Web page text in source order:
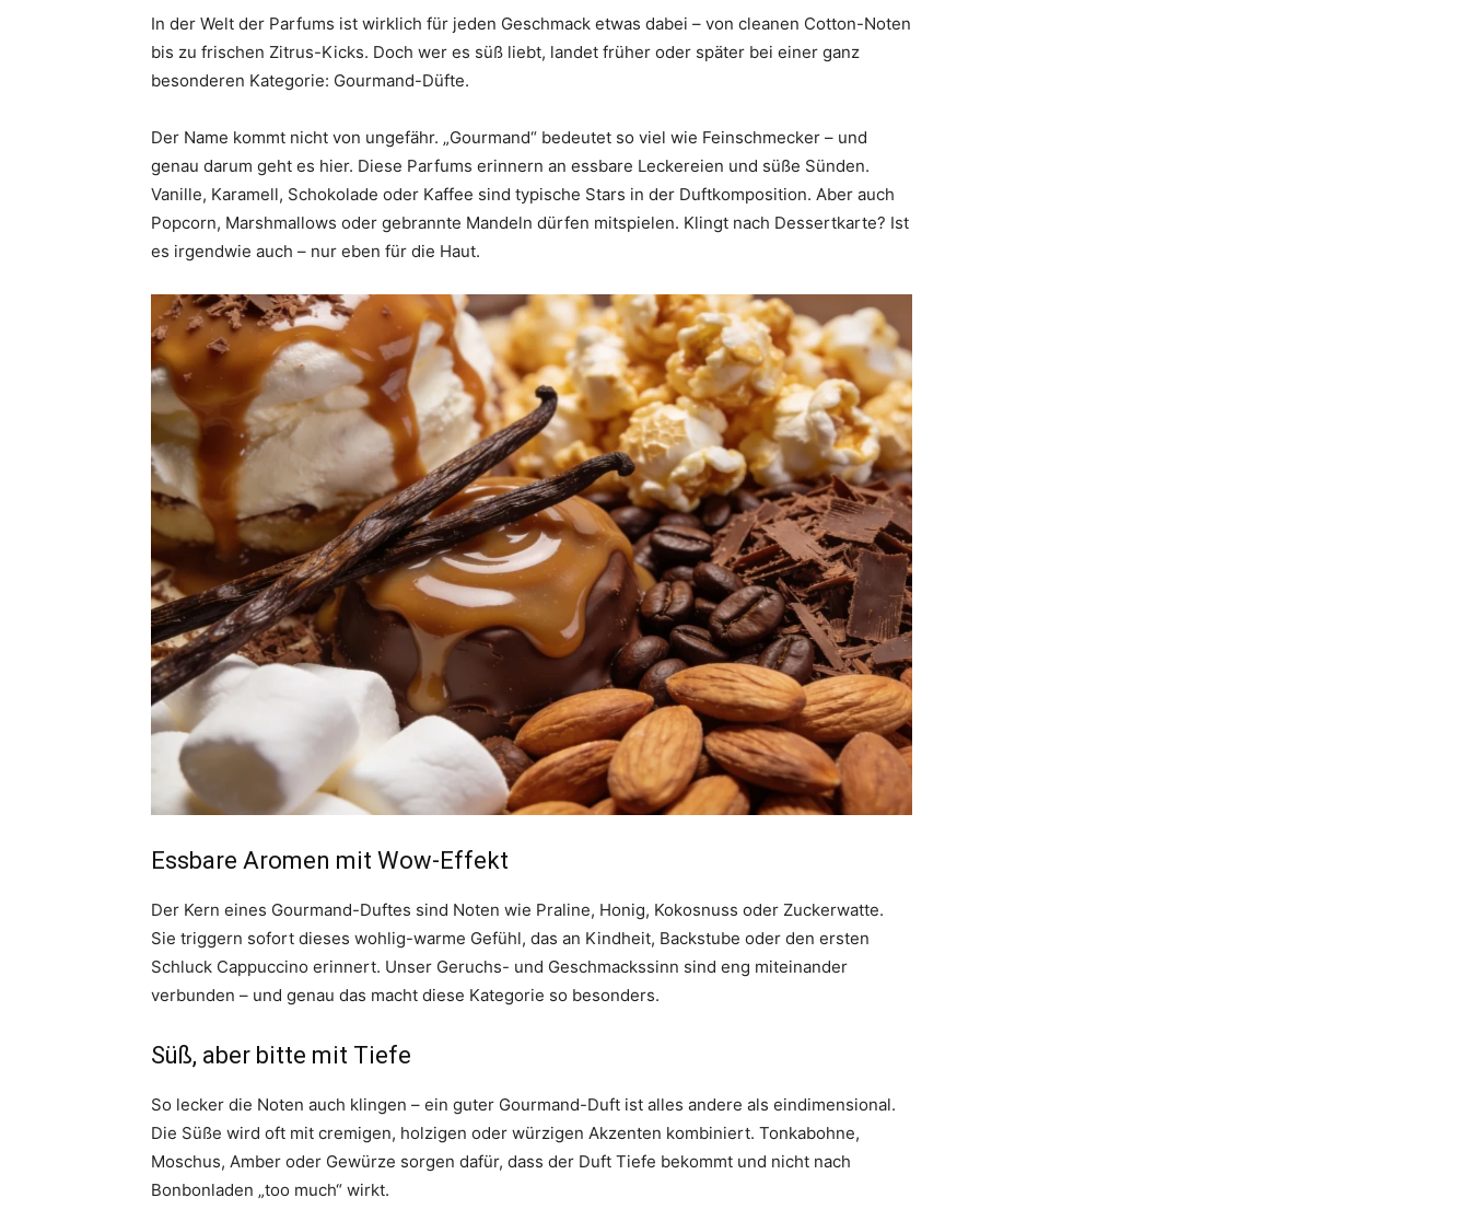
In der Welt der Parfums ist wirklich für jeden Geschmack etwas dabei – von cleanen Cotton-Noten
bis zu frischen Zitrus-Kicks. Doch wer es süß liebt, landet früher oder später bei einer ganz
besonderen Kategorie: Gourmand-Düfte.
Der Name kommt nicht von ungefähr. „Gourmand“ bedeutet so viel wie Feinschmecker – und
genau darum geht es hier. Diese Parfums erinnern an essbare Leckereien und süße Sünden.
Vanille, Karamell, Schokolade oder Kaffee sind typische Stars in der Duftkomposition. Aber auch
Popcorn, Marshmallows oder gebrannte Mandeln dürfen mitspielen. Klingt nach Dessertkarte? Ist
es irgendwie auch – nur eben für die Haut.
Essbare Aromen mit Wow-Effekt
Der Kern eines Gourmand-Duftes sind Noten wie Praline, Honig, Kokosnuss oder Zuckerwatte.
Sie triggern sofort dieses wohlig-warme Gefühl, das an Kindheit, Backstube oder den ersten
Schluck Cappuccino erinnert. Unser Geruchs- und Geschmackssinn sind eng miteinander
verbunden – und genau das macht diese Kategorie so besonders.
Süß, aber bitte mit Tiefe
So lecker die Noten auch klingen – ein guter Gourmand-Duft ist alles andere als eindimensional.
Die Süße wird oft mit cremigen, holzigen oder würzigen Akzenten kombiniert. Tonkabohne,
Moschus, Amber oder Gewürze sorgen dafür, dass der Duft Tiefe bekommt und nicht nach
Bonbonladen „too much“ wirkt.